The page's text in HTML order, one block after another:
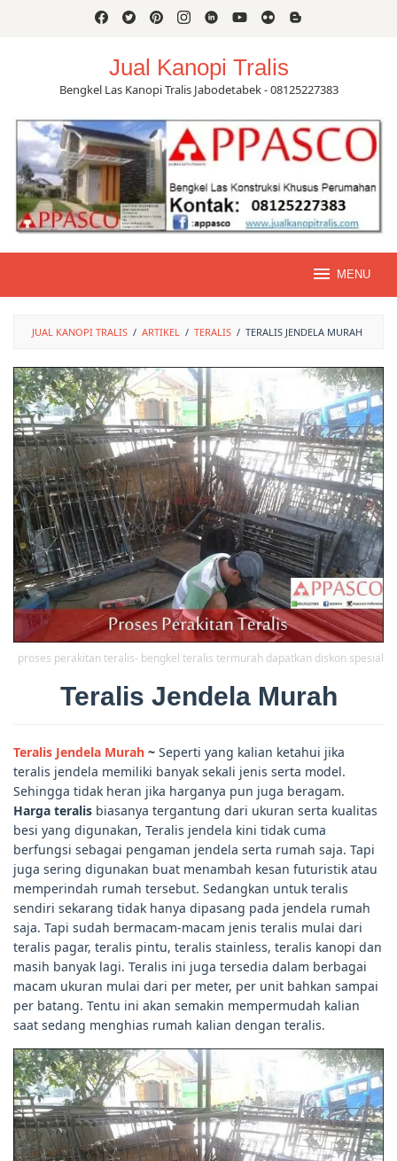
Jual Kanopi Tralis
Bengkel Las Kanopi Tralis Jabodetabek - 08125227383
MENU
JUAL KANOPI TRALIS / ARTIKEL / TERALIS / TERALIS JENDELA MURAH
proses perakitan teralis- bengkel teralis termurah dapatkan diskon spesial
Teralis Jendela Murah
Teralis Jendela Murah ~ Seperti yang kalian ketahui jika
teralis jendela memiliki banyak sekali jenis serta model.
Sehingga tidak heran jika harganya pun juga beragam.
Harga teralis biasanya tergantung dari ukuran serta kualitas
besi yang digunakan, Teralis jendela kini tidak cuma
berfungsi sebagai pengaman jendela serta rumah saja. Tapi
juga sering digunakan buat menambah kesan futuristik atau
memperindah rumah tersebut. Sedangkan untuk teralis
sendiri sekarang tidak hanya dipasang pada jendela rumah
saja. Tapi sudah bermacam-macam jenis teralis mulai dari
teralis pagar, teralis pintu, teralis stainless, teralis kanopi dan
masih banyak lagi. Teralis ini juga tersedia dalam berbagai
macam ukuran mulai dari per meter, per unit bahkan sampai
per batang. Tentu ini akan semakin mempermudah kalian
saat sedang menghias rumah kalian dengan teralis.